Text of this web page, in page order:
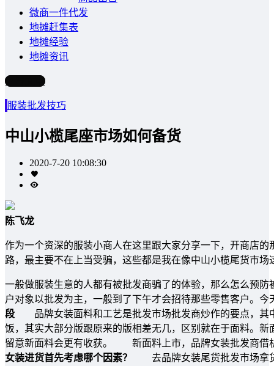
微商一件代发
地摊赶集表
地摊经验
地摊资讯
写文章
服装批发技巧
中山小榄尾座市场如何备货
2020-7-20 10:08:30
陈飞龙
作为一个资深的服装小商人在这里跟大家分享一下，开商店
路，最主要不在上当受骗，这些都是我在像中山小榄尾货市
一般做服装生意的人都有被批发商骗了的体验，那么怎么预
户对象以批发为主，一般到了下午才会招待那些零售客户。今
段 品牌女装面料和工艺是批发市场批发商炒作的要点，其
饭，其实大部分版跟原来的版相差无几，区别就在于面料。
留意新面料会更有收获。 新面料上市，品牌女装批发商借
女装进货首先考虑哪个因素？
去品牌女装尾货批发市场拿货